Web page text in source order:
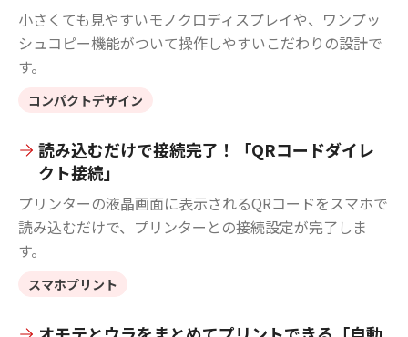
小さくても見やすいモノクロディスプレイや、ワンプッ
シュコピー機能がついて操作しやすいこだわりの設計で
す。
コンパクトデザイン
読み込むだけで接続完了！「QRコードダイレ
クト接続」
プリンターの液晶画面に表示されるQRコードをスマホで
読み込むだけで、プリンターとの接続設定が完了しま
す。
スマホプリント